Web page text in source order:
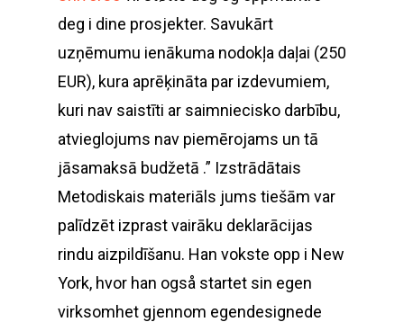
deg i dine prosjekter. Savukārt
uzņēmumu ienākuma nodokļa daļai (250
EUR), kura aprēķināta par izdevumiem,
kuri nav saistīti ar saimniecisko darbību,
atvieglojums nav piemērojams un tā
jāsamaksā budžetā .” Izstrādātais
Metodiskais materiāls jums tiešām var
palīdzēt izprast vairāku deklarācijas
rindu aizpildīšanu. Han vokste opp i New
York, hvor han også startet sin egen
virksomhet gjennom egendesignede